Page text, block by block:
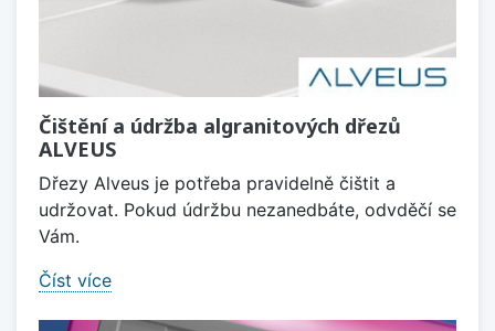
Čištění a údržba algranitových dřezů
ALVEUS
Dřezy Alveus je potřeba pravidelně čištit a
udržovat. Pokud údržbu nezanedbáte, odvděčí se
Vám.
Číst více